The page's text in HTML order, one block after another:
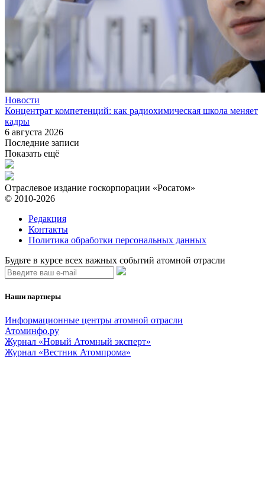
Новости
Концентрат компетенций: как радиохимическая школа меняет
кадры
6 августа 2026
Последние записи
Показать ещё
Отраслевое издание госкорпорации «Росатом»
© 2010-2026
Редакция
Контакты
Политика обработки персональных данных
Будьте в курсе всех важных событий атомной отрасли
Наши партнеры
Информационные центры атомной отрасли
Атоминфо.ру
Журнал «Новый Атомный эксперт»
Журнал «Вестник Атомпрома»